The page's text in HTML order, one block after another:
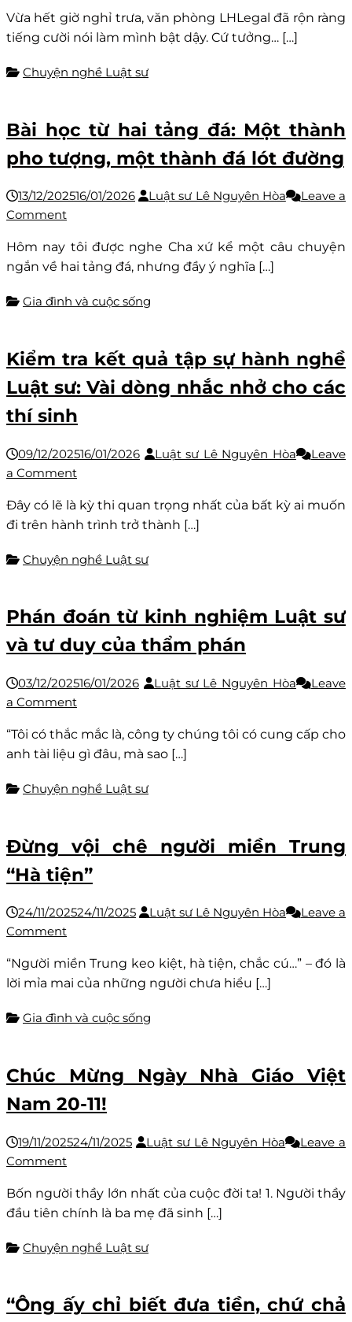
vui
giờ
trưa:
Luật
sư
trưởng
thành
Legal
Vừa hết giờ nghỉ trưa, văn phòng LHLegal đã rộn ràng
tiếng cười nói làm mình bật dậy. Cứ tưởng… […]
Chuyện nghề Luật sư
Bài học từ hai tảng đá: Một thành
pho tượng, một thành đá lót đường
13/12/202516/01/2026 Luật sư Lê Nguyên Hòa
Leave a
Commenton
học
từ
tảng
thành
pho
một
đá
lót
đường
Hôm nay tôi được nghe Cha xứ kể một câu chuyện
ngắn về hai tảng đá, nhưng đầy ý nghĩa […]
Gia đình và cuộc sống
Kiểm tra kết quả tập sự hành nghề
Luật sư: Vài dòng nhắc nhở cho các
thí sinh
09/12/202516/01/2026 Luật sư Lê Nguyên Hòa
Leave
a Commenton
tra
kết
tập
nghề
Luật
Vài
dòng
nhở
cho
thí
Đây có lẽ là kỳ thi quan trọng nhất của bất kỳ ai muốn
đi trên hành trình trở thành […]
Chuyện nghề Luật sư
Phán đoán từ kinh nghiệm Luật sư
và tư duy của thẩm phán
03/12/202516/01/2026 Luật sư Lê Nguyên Hòa
Leave
a Commenton
đoán
từ
nghiệm
và
tư
của
“Tôi có thắc mắc là, công ty chúng tôi có cung cấp cho
anh tài liệu gì đâu, mà sao […]
Chuyện nghề Luật sư
Đừng vội chê người miền Trung
“Hà tiện”
24/11/202524/11/2025 Luật sư Lê Nguyên Hòa
Leave a
Commenton
vội
chê
miền
tiện”
“Người miền Trung keo kiệt, hà tiện, chắc cú…” – đó là
lời mỉa mai của những người chưa hiểu […]
Gia đình và cuộc sống
Chúc Mừng Ngày Nhà Giáo Việt
Nam 20-11!
19/11/202524/11/2025 Luật sư Lê Nguyên Hòa
Leave a
Commenton
Mừng
Ngày
Giáo
20-
Bốn người thầy lớn nhất của cuộc đời ta! 1. Người thầy
đầu tiên chính là ba mẹ đã sinh […]
Chuyện nghề Luật sư
“Ông ấy chỉ biết đưa tiền, chứ chả